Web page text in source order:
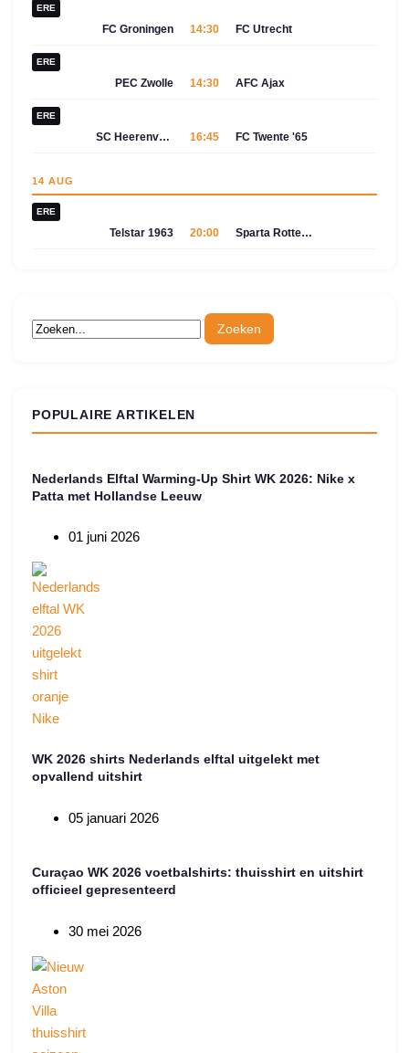
ERE
FC Groningen 14:30 FC Utrecht
ERE
PEC Zwolle 14:30 AFC Ajax
ERE
SC Heerenveen 16:45 FC Twente '65
14 AUG
ERE
Telstar 1963 20:00 Sparta Rotterdam
POPULAIRE ARTIKELEN
Nederlands Elftal Warming-Up Shirt WK 2026: Nike x
Patta met Hollandse Leeuw
01 juni 2026
WK 2026 shirts Nederlands elftal uitgelekt met
opvallend uitshirt
05 januari 2026
Curaçao WK 2026 voetbalshirts: thuisshirt en uitshirt
officieel gepresenteerd
30 mei 2026